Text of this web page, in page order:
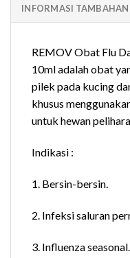
INFORMASI TAMBAHAN
REMOV Obat Flu
10ml adalah obat
pilek pada kucing
khusus
untuk hewan
Indikasi :
1. Bersin-bersin.
2. Infeksi saluran
3. Influenza seasonal.